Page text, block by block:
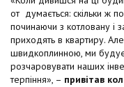
от думається: скільки ж
починаючи з котловану і
приходять в квартиру.
швидкоплинною, ми
розчаровувати наших
терпіння», – привітав